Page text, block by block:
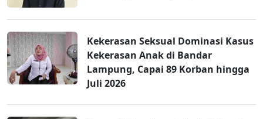
Kekerasan Seksual Dominasi Kasus
Kekerasan Anak di Bandar
Lampung, Capai 89 Korban hingga
Juli 2026